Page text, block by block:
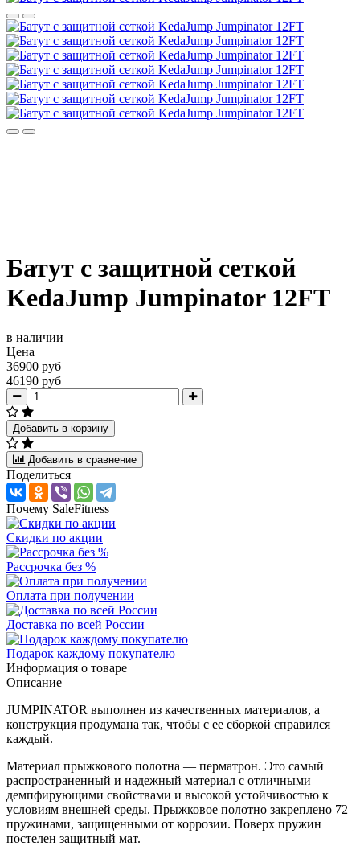
Батут с защитной сеткой
KedaJump Jumpinator 12FT
в наличии
Цена
36900 руб
46190 руб
Добавить в корзину
Добавить в сравнение
Поделиться
Почему SaleFitness
Скидки по акции
Рассрочка без %
Оплата при получении
Доставка по всей России
Подарок каждому покупателю
Информация о товаре
Описание
JUMPINATOR выполнен из качественных материалов, а
конструкция продумана так, чтобы с ее сборкой справился
каждый.
Материал прыжкового полотна — перматрон. Это самый
распространенный и надежный материал с отличными
демпфирующими свойствами и высокой устойчивостью к
условиям внешней среды. Прыжковое полотно закреплено 72
пружинами, защищенными от коррозии. Поверх пружин
постелен защитный мат.